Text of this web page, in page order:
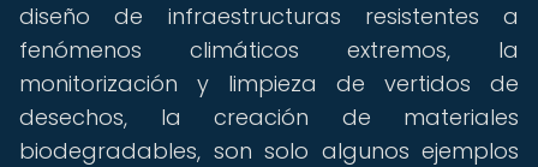
diseño de infraestructuras resistentes a
fenómenos climáticos extremos, la
monitorización y limpieza de vertidos de
desechos, la creación de materiales
biodegradables, son solo algunos ejemplos